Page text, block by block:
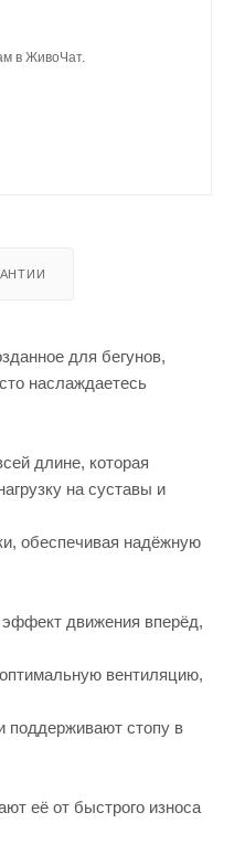
в ЖивоЧат.
для бегунов,
наслаждаетесь
длине, которая
на суставы и
обеспечивая надёжную
эффект движения вперёд,
вентиляцию,
поддерживают стопу в
её от быстрого износа